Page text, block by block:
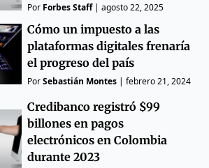
Por Forbes Staff|agosto 22, 2025
Cómo un impuesto a las
plataformas digitales frenaría
el progreso del país
PorSebastián Montes |febrero 21, 2024
Credibanco registró $99
billones en pagos
electrónicos en Colombia
durante 2023